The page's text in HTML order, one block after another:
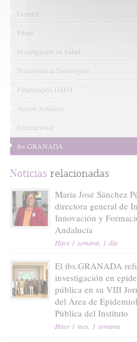
General
Fibao
Investigación en Salud
Transferencia Tecnológica
Financiación I+D+I
Acción Solidaria
Internacional
ibs.GRANADA
Noticias relacionadas
María José Sánchez
directora general de
Innovación y
Andalucía
Hace 1 semana, 1 día
El ibs.GRANADA
investigación en
pública en su VIII
del Área de
Pública del Instituto
Hace 1 mes, 1 semana